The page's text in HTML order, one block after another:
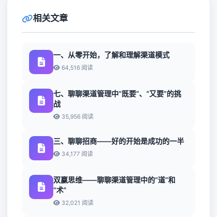
相关文章
一、从零开始，了解和理解渠道模式
64,516 阅读
七、聊聊渠道管理中“既要”、“又要”的挑
战
35,956 阅读
三、聊聊招商——好的开始是成功的一半
34,177 阅读
双赢思维——聊聊渠道管理中的“道”和
“术”
32,021 阅读